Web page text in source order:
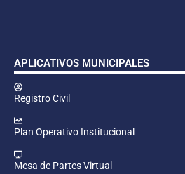
APLICATIVOS MUNICIPALES
Registro Civil
Plan Operativo Institucional
Mesa de Partes Virtual